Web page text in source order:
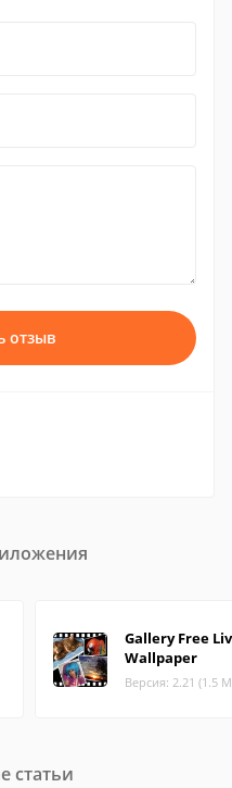
отзыв
Gallery Free
Wallpaper
Версия: 2.21 (1.5
статьи